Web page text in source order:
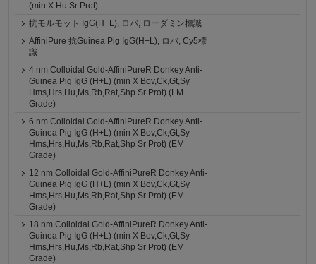
(min X Hu Sr Prot)
抗モルモット IgG(H+L), ロバ, ローダミン標識
AffiniPure 抗Guinea Pig IgG(H+L), ロバ, Cy5標
識
4 nm Colloidal Gold-AffiniPureR Donkey Anti-
Guinea Pig IgG (H+L) (min X Bov,Ck,Gt,Sy
Hms,Hrs,Hu,Ms,Rb,Rat,Shp Sr Prot) (LM
Grade)
6 nm Colloidal Gold-AffiniPureR Donkey Anti-
Guinea Pig IgG (H+L) (min X Bov,Ck,Gt,Sy
Hms,Hrs,Hu,Ms,Rb,Rat,Shp Sr Prot) (EM
Grade)
12 nm Colloidal Gold-AffiniPureR Donkey Anti-
Guinea Pig IgG (H+L) (min X Bov,Ck,Gt,Sy
Hms,Hrs,Hu,Ms,Rb,Rat,Shp Sr Prot) (EM
Grade)
18 nm Colloidal Gold-AffiniPureR Donkey Anti-
Guinea Pig IgG (H+L) (min X Bov,Ck,Gt,Sy
Hms,Hrs,Hu,Ms,Rb,Rat,Shp Sr Prot) (EM
Grade)